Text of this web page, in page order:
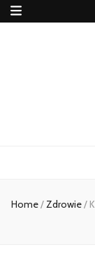
Home/Zdrowie/